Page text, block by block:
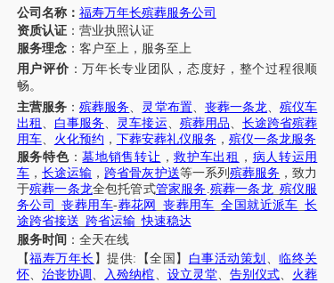
公司名称： 福寿万年长殡葬服务公司
资质认证：营业执照认证
服务理念：客户至上，服务至上
用户评价 ：万年长专业团队，态度好，整个过程很顺
畅。
主营服务 ：殡葬服务、 灵堂布置、 丧葬一条龙、殡仪车
出租 、 白事服务、 灵车接运、 殡葬用品、 长途跨省殡葬
用车、 火化预约 ， 下葬安葬礼仪服务 ， 殡仪一条龙服务
服务特色：墓地销售转让 ，救护车出租 ， 病人转运用
车， 长途运输 ，跨省骨灰护送等一系列 殡葬服务 ，致力
于殡葬一条龙全包托管式管家服务 .殡葬一条龙_ 殡仪服
务公司
_丧葬用车-葬花网 丧葬用车 全国就近派车 长
途跨省接送 跨省运输_快速稳达
服务时间 ：全天在线
【福寿万年长 】提供:【全国】 白事活动策划 、临终关
怀、 治丧协调 、 入殓纳棺、 设立灵堂、 告别仪式、 火葬